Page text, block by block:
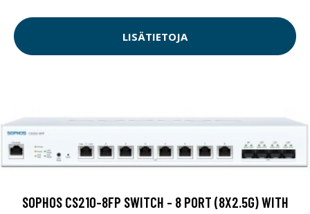
LISÄTIETOJA
SOPHOS CS210-8FP SWITCH - 8 PORT (8X2.5G) WITH